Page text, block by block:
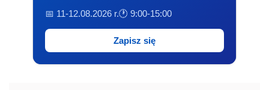
📅 11-12.08.2026 r.🕐 9:00-15:00
Zapisz się